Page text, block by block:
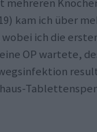
kam ich über
ich die
OP wartete,